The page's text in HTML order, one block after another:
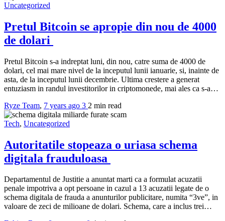
Uncategorized
Pretul Bitcoin se apropie din nou de 4000
de dolari
Pretul Bitcoin s-a indreptat luni, din nou, catre suma de 4000 de
dolari, cel mai mare nivel de la inceputul lunii ianuarie, si, inainte de
asta, de la inceputul lunii decembrie. Ultima crestere a generat
entuziasm in randul investitorilor in criptomonede, mai ales ca s-a…
Ryze Team, 7 years ago 3 2 min read
Tech, Uncategorized
Autoritatile stopeaza o uriasa schema
digitala frauduloasa
Departamentul de Justitie a anuntat marti ca a formulat acuzatii
penale impotriva a opt persoane in cazul a 13 acuzatii legate de o
schema digitala de frauda a anunturilor publicitare, numita “3ve”, in
valoare de zeci de milioane de dolari. Schema, care a inclus trei…